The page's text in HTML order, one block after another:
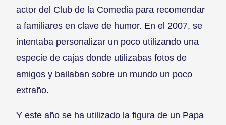
actor del Club de la Comedia para recomendar
a familiares en clave de humor. En el 2007, se
intentaba personalizar un poco utilizando una
especie de cajas donde utilizabas fotos de
amigos y bailaban sobre un mundo un poco
extraño.
Y este año se ha utilizado la figura de un Papa